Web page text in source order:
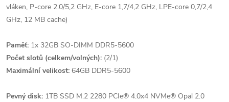
vláken, P-core 2.0/5,2 GHz, E-core 1,7/4,2 GHz, LPE-core 0,7/2,4
GHz, 12 MB cache)
Paměť: 1x 32GB SO-DIMM DDR5-5600
Počet slotů (celkem/volných): (2/1)
Maximální velikost: 64GB DDR5-5600
Pevný disk: 1TB SSD M.2 2280 PCIe® 4.0x4 NVMe® Opal 2.0